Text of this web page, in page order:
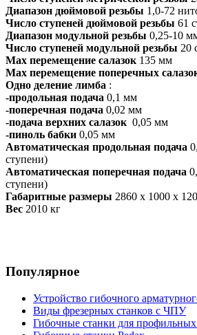
Диапазон дюймовой резьбы 1,0-72
Число ступеней дюймовой резьбы 61
Диапазон модульной резьбы 0,25-10
Число ступеней модульной резьбы 20
Мах перемещение салазок 135 мм
Мах перемещение поперечных
Одно деление лимба :
-продольная подача 0,1 мм
-поперечная подача 0,02 мм
-подача верхних салазок 0,05 мм
-пиноль бабки 0,05 мм
Автоматическая продольная подача
ступени)
Автоматическая поперечная подача
ступени)
Габаритные размеры 2860 x 1000 x
Вес 2010 кг
Популярное
Устройство гибочного
Виды фрезерных станков с ЧПУ
Гибочные станки для